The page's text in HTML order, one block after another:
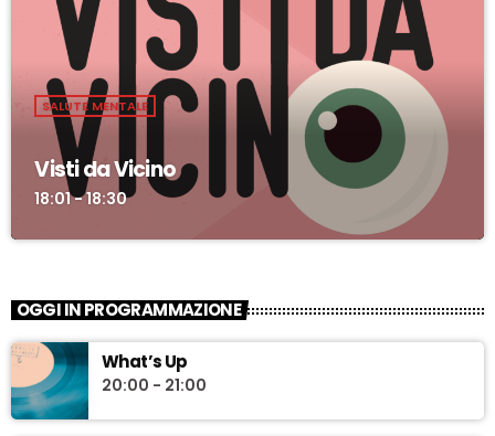
SALUTE MENTALE
Visti da Vicino
18:01 - 18:30
OGGI IN PROGRAMMAZIONE
What’s Up
20:00 - 21:00